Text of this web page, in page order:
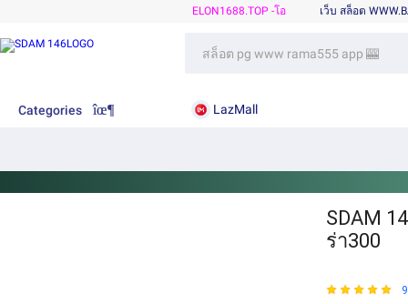
ELON1688.TOP -โอ เว็บ สล็อต
Categories LazMall
SDAM
ร่า300